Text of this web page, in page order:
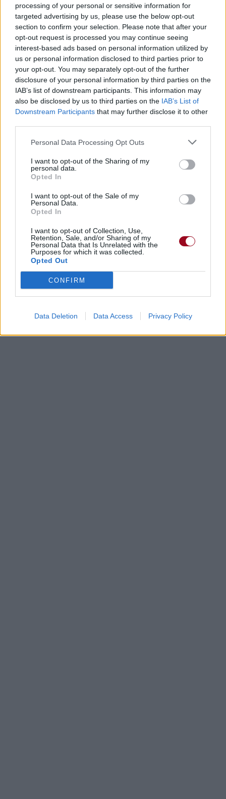
processing of your personal or sensitive information for
targeted advertising by us, please use the below opt-out
section to confirm your selection. Please note that after your
opt-out request is processed you may continue seeing
interest-based ads based on personal information utilized by
us or personal information disclosed to third parties prior to
your opt-out. You may separately opt-out of the further
disclosure of your personal information by third parties on the
IAB’s list of downstream participants. This information may
also be disclosed by us to third parties on the IAB’s List of
Downstream Participants that may further disclose it to other
Personal Data Processing Opt Outs
I want to opt-out of the Sharing of my
personal data.
Opted In
I want to opt-out of the Sale of my
Personal Data.
Opted In
I want to opt-out of Collection, Use,
Retention, Sale, and/or Sharing of my
Personal Data that Is Unrelated with the
Purposes for which it was collected.
Opted Out
CONFIRM
Data Deletion Data Access Privacy Policy
Dire «merci» pour cette traduction Corriger une erreur